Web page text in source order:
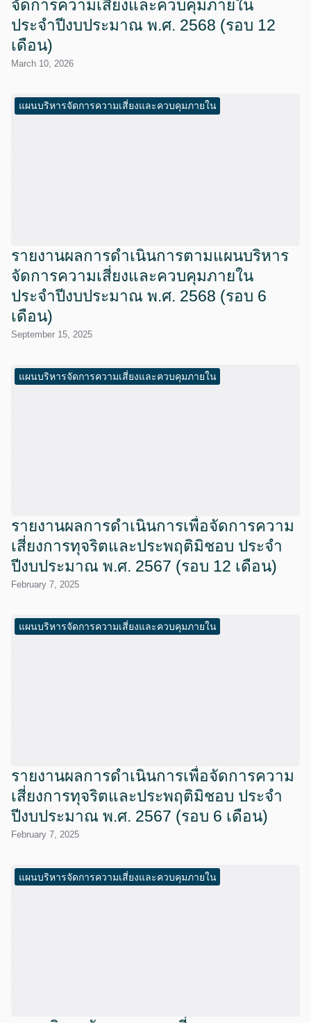
จัดการความเสี่ยงและควบคุมภายใน
ประจำปีงบประมาณ พ.ศ. 2568 (รอบ 12
เดือน)
March 10, 2026
แผนบริหารจัดการความเสี่ยงและควบคุมภายใน
รายงานผลการดำเนินการตามแผนบริหาร
จัดการความเสี่ยงและควบคุมภายใน
ประจำปีงบประมาณ พ.ศ. 2568 (รอบ 6
เดือน)
September 15, 2025
แผนบริหารจัดการความเสี่ยงและควบคุมภายใน
รายงานผลการดำเนินการเพื่อจัดการความ
เสี่ยงการทุจริตและประพฤติมิชอบ ประจำ
ปีงบประมาณ พ.ศ. 2567 (รอบ 12 เดือน)
February 7, 2025
แผนบริหารจัดการความเสี่ยงและควบคุมภายใน
รายงานผลการดำเนินการเพื่อจัดการความ
เสี่ยงการทุจริตและประพฤติมิชอบ ประจำ
ปีงบประมาณ พ.ศ. 2567 (รอบ 6 เดือน)
February 7, 2025
แผนบริหารจัดการความเสี่ยงและควบคุมภายใน